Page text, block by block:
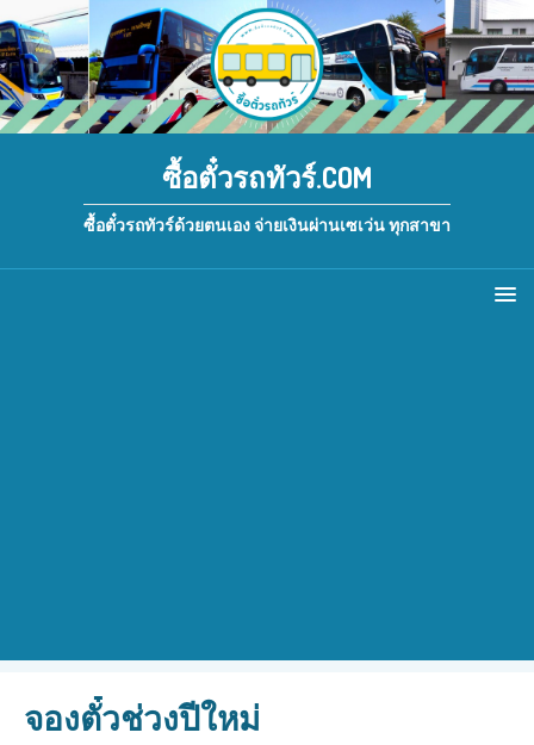
ซื้อตั๋วรถทัวร์.COM
ซื้อตั๋วรถทัวร์ด้วยตนเอง จ่ายเงินผ่านเซเว่น ทุกสาขา
จองตั๋วช่วงปีใหม่